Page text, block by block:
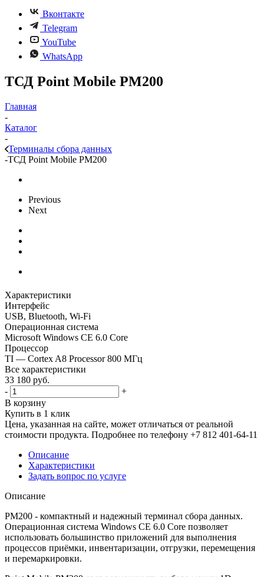
Вконтакте
Telegram
YouTube
WhatsApp
ТСД Point Mobile PM200
Главная
-
Каталог
-
Терминалы сбора данных
-ТСД Point Mobile PM200
Previous
Next
Характеристики
Интерфейс
USB, Bluetooth, Wi-Fi
Операционная система
Microsoft Windows CE 6.0 Core
Процессор
TI — Cortex A8 Processor 800 MГц
Все характеристики
33 180 руб.
-
+
В корзину
Купить в 1 клик
Цена, указанная на сайте, может отличаться от реальной
стоимости продукта. Подробнее по телефону +7 812 401-64-11
Описание
Характеристики
Задать вопрос по услуге
Описание
РМ200 - компактный и надежный терминал сбора данных.
Операционная система Windows CE 6.0 Core позволяет
использовать большинство приложений для выполнения
процессов приёмки, инвентаризации, отгрузки, перемещения
и перемаркировки.